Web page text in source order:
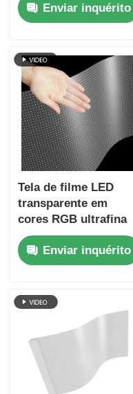
definição para
publicidade em lojas
Enviar inquérito
Tela de filme LED
transparente em
cores RGB ultrafina
de 6 mm, dimensão
de gabinete
personalizada, filme
transparência para
publicidade comercial
em vitrines de lojas
de shopping
Enviar inquérito